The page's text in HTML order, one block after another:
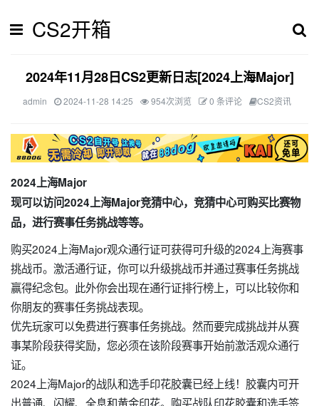
CS2开箱
2024年11月28日CS2更新日志[2024上海Major]
admin 2024-11-28 14:25 954次浏览 0 条评论 CS2资讯
2024上海Major
现可以访问2024上海Major竞猜中心，竞猜中心可购买比赛物
品，进行赛事任务挑战等等。
购买2024上海Major观众通行证可获得可升级的2024上海赛事
挑战币。激活通行证，你可以升级挑战币并通过赛事任务挑战
赢得纪念包。此外你会出现在通行证排行榜上，可以比较你和
你朋友的赛事任务挑战表现。
优先玩家可以免费进行赛事任务挑战。然而要完成挑战并从赛
事某阶段获得奖励，您必须在该阶段赛事开始前激活观众通行
证。
2024上海Major的战队和选手印花胶囊已经上线！胶囊内可开
出普通、闪耀、全息和黄金印花。购买战队印花胶囊和选手签